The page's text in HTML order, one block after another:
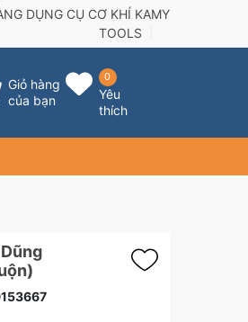
DỤNG CỤ CƠ KHÍ KAMY
TOOLS
Giỏ hàng
của bạn
0
Yêu
thích